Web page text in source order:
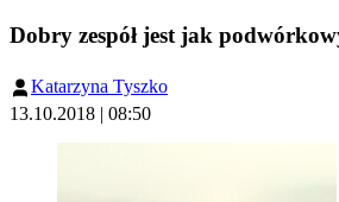
Dobry zespół jest jak
Katarzyna Tyszko
13.10.2018 | 08:50